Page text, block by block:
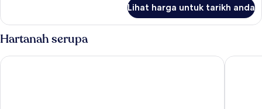
Lihat harga untuk tarikh anda
Hartanah serupa
Eden Hotel Wolff NH